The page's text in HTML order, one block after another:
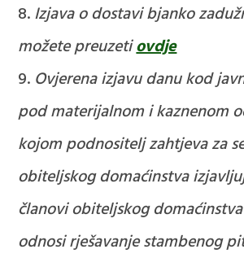
Izjava o dostavi bjanko
možete preuzetiovdje
Ovjerena izjavu danu kod
pod materijalnom i kaznenom
kojom podnositelj zahtjeva za
obiteljskog domaćinstva
članovi obiteljskog
odnosi rješavanje stambenog